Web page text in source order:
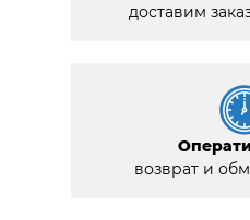
доставим
возврат и